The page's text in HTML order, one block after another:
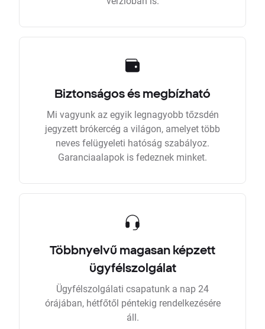
Biztonságos és megbízható
Mi vagyunk az egyik legnagyobb tőzsdén
jegyzett brókercég a világon, amelyet több
neves felügyeleti hatóság szabályoz.
Garanciaalapok is fedeznek minket.
Többnyelvű magasan képzett
ügyfélszolgálat
Ügyfélszolgálati csapatunk a nap 24
órájában, hétfőtől péntekig rendelkezésére
áll.